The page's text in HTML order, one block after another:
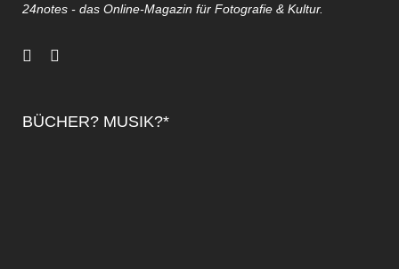
24notes - das Online-Magazin für Fotografie & Kultur.
BÜCHER? MUSIK?*